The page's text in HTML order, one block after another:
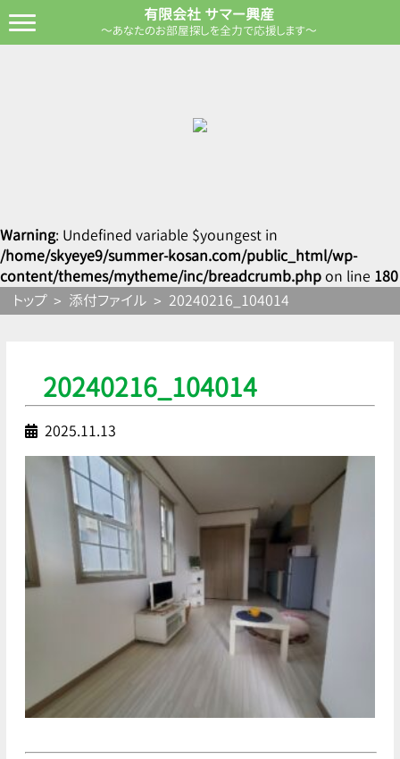
有限会社 サマー興産
～あなたのお部屋探しを全力で応援します～
Warning: Undefined variable $youngest in
/home/skyeye9/summer-kosan.com/public_html/wp-
content/themes/mytheme/inc/breadcrumb.phpon line 180
トップ
添付ファイル 20240216_104014
20240216_104014
2025.11.13